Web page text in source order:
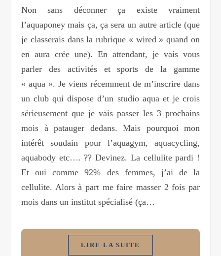
Non sans déconner ça existe vraiment
l’aquaponey mais ça, ça sera un autre article (que
je classerais dans la rubrique « wired » quand on
en aura crée une). En attendant, je vais vous
parler des activités et sports de la gamme
« aqua ». Je viens récemment de m’inscrire dans
un club qui dispose d’un studio aqua et je crois
sérieusement que je vais passer les 3 prochains
mois à patauger dedans. Mais pourquoi mon
intérêt soudain pour l’aquagym, aquacycling,
aquabody etc…. ?? Devinez. La cellulite pardi !
Et oui comme 92% des femmes, j’ai de la
cellulite. Alors à part me faire masser 2 fois par
mois dans un institut spécialisé (ça…
LIRE LA SUITE